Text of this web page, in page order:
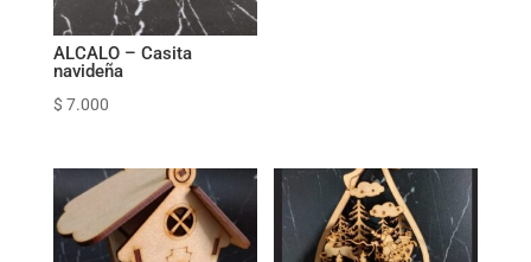
ALCALO – Casita
navideña
$ 7.000